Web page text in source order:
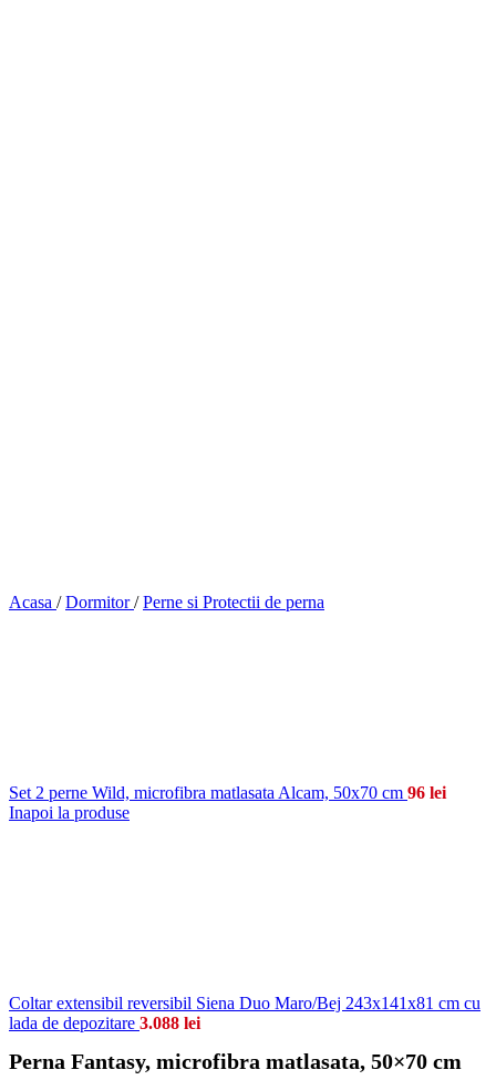
Acasa / Dormitor/ Perne si Protectii de perna
Set 2 perne Wild, microfibra matlasata Alcam, 50x70 cm 96 lei
Inapoi la produse
Coltar extensibil reversibil Siena Duo Maro/Bej 243x141x81 cm cu
lada de depozitare 3.088 lei
Perna Fantasy, microfibra matlasata, 50×70 cm